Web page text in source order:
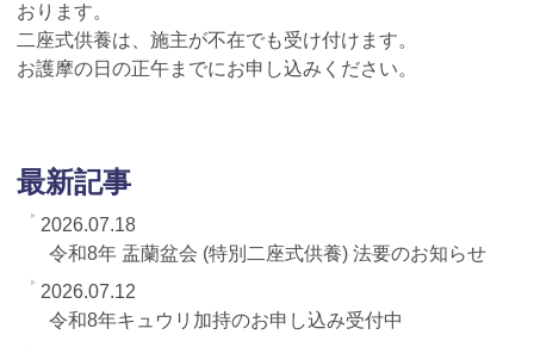
おります。
二座式供養は、施主が不在でも受け付けます。
お護摩の日の正午までにお申し込みください。
最新記事
2026.07.18
令和8年 盂蘭盆会 (特別二座式供養) 法要のお知らせ
2026.07.12
令和8年キュウリ加持のお申し込み受付中